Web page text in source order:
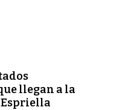
llegan a la
Espriella